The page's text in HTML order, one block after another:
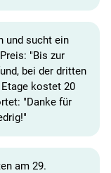
und sucht ein
"Bis zur
bei der dritten
kostet 20
"Danke für
am 29.